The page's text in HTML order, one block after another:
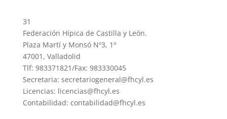
31
Federación Hípica de Castilla y León.
Plaza Martí y Monsó Nº3, 1º
47001, Valladolid
Tlf: 983371821/Fax: 983330045
Secretaria: secretariogeneral@fhcyl.es
Licencias: licencias@fhcyl.es
Contabilidad: contabilidad@fhcyl.es